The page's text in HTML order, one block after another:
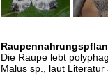
Die Raupe lebt
Malus sp., laut Literatur